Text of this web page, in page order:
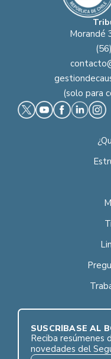
Morandé
(solo para
SUSCRÍBASE AL
Reciba resúmenes
novedades del